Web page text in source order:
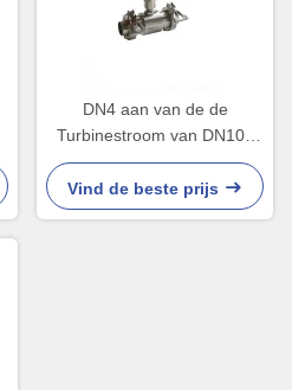
DN4 aan van de de
Turbinestroom van DN100
de Sanitaire van de de
Metermelk Meter van de het
Bierip65 Vloeibare Turbine
Vind de beste prijs